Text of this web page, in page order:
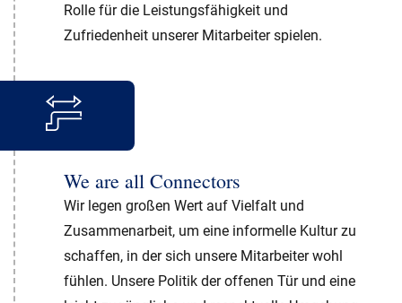
Rolle für die Leistungsfähigkeit und
Zufriedenheit unserer Mitarbeiter spielen.
We are all Connectors
Wir legen großen Wert auf Vielfalt und
Zusammenarbeit, um eine informelle Kultur zu
schaffen, in der sich unsere Mitarbeiter wohl
fühlen. Unsere Politik der offenen Tür und eine